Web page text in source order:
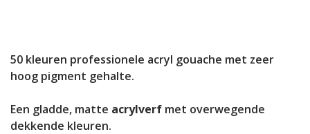
50 kleuren professionele acryl gouache met zeer
hoog pigment gehalte.
Een gladde, matte acrylverf met overwegende
dekkende kleuren.